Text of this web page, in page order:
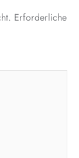
Erforderliche